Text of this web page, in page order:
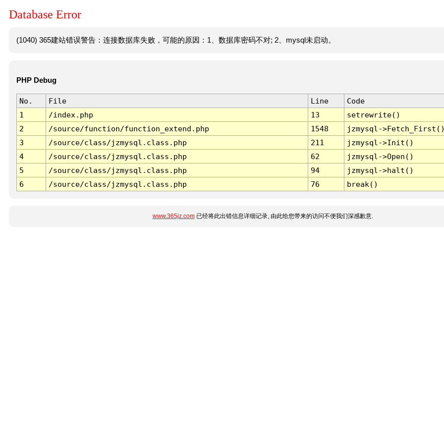
Database Error
(1040) 365建站错误警告：连接数据库失败，可能的原因：1、数据库密码不对; 2、mysql未启动。
PHP Debug
No. File Line
Code
1
/index.php 13
setrewrite()
2
/source/function/function_extend.php 1548
jzmysql-
3
/source/class/jzmysql.class.php 211
jzmysql->Init()
4
/source/class/jzmysql.class.php 62
jzmysql->Open()
5
/source/class/jzmysql.class.php 94
jzmysql->halt()
6
/source/class/jzmysql.class.php 76 break()
www.365jz.com已经将此出错信息详细记录, 由此给您带来的访问不便我们深感歉意.